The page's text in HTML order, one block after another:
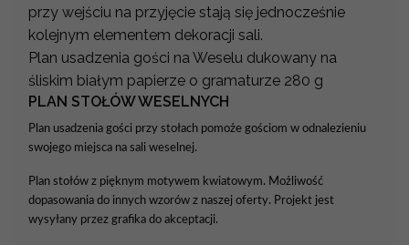
przy wejściu na przyjęcie stają się jednocześnie
kolejnym elementem dekoracji sali.
Plan usadzenia gości na Weselu dukowany na
śliskim białym papierze o gramaturze 280 g
PLAN STOŁÓW WESELNYCH
Plan usadzenia gości przy stołach pomoże gościom w odnalezieniu
swojego miejsca na sali weselnej.
Plan stołów z pięknym motywem kwiatowym. Możliwość
dopasowania do innych wzorów z naszej oferty. Projekt jest
wysyłany przez grafika do akceptacji.